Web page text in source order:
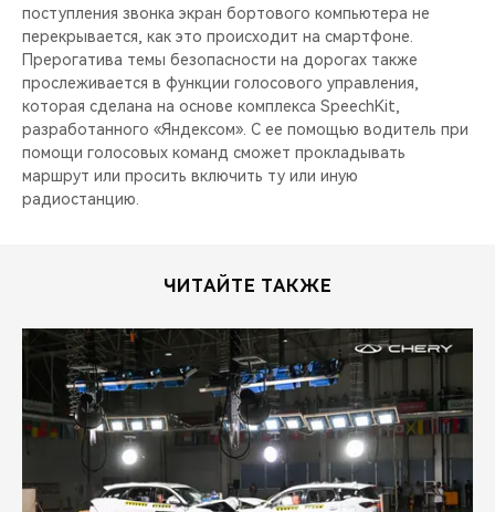
поступления звонка экран бортового компьютера не
перекрывается, как это происходит на смартфоне.
Прерогатива темы безопасности на дорогах также
прослеживается в функции голосового управления,
которая сделана на основе комплекса SpeechKit,
разработанного «Яндексом». С ее помощью водитель при
помощи голосовых команд сможет прокладывать
маршрут или просить включить ту или иную
радиостанцию.
ЧИТАЙТЕ ТАКЖЕ